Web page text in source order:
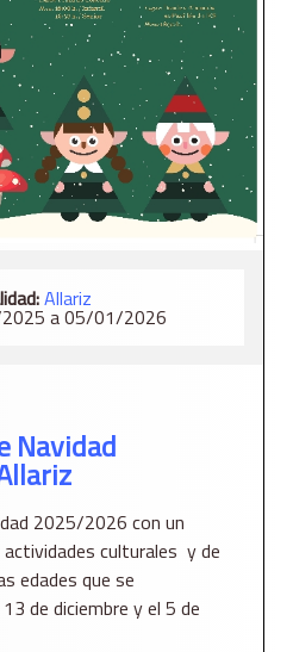
Allariz
a 05/01/2026
Navidad
2025/2026 con un
culturales y de
edades que se
de diciembre y el 5 de